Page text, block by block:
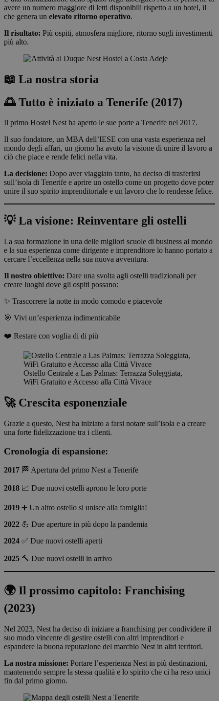
avere un numero maggiore di letti disponibili rispetto a un hotel, il
che genera un elevato ritorno operativo.
Il risultato: Più ospiti, atmosfera migliore, ritorno sugli investimenti
più alto.
📖 La nostra storia
🌅 Tutto è iniziato a Tenerife (2017)
Il primo Hostel Nest ha aperto le sue porte a Tenerife nel 2017.
Il suo fondatore, un MBA dell’IESE con una vasta esperienza nel
mondo degli affari, un giorno ha avuto la visione di unire il lavoro a
ciò che piace e rende felici nella vita.
La decisione: Dopo aver viaggiato tanto, ha deciso di trasferirsi
sull’isola di Tenerife e aprire un ostello come un progetto dove poter
unire il suo spirito imprenditoriale e un lavoro che lo rendesse felice.
💡 La visione: Reinventare gli ostelli
La sua formazione in una delle migliori scuole di business al mondo
e la sua esperienza come dirigente e imprenditore lo hanno portato a
cercare l’eccellenza nella sua nuova avventura.
Il nostro obiettivo: Dare una svolta agli ostelli tradizionali per
creare luoghi dove gli ospiti possano:
✨ Trascorrere la notte in modo comodo e piacevole
🎯 Vivi un’esperienza indimenticabile
❤️ Restare con voglia di di più
Ostello Centrale a Las Palmas: Terrazza Soleggiata,
WiFi Gratuito e Accesso alla Città Vivace
🚀 Crescita esponenziale
Grazie a questo, Nest ha iniziato a farsi notare sull’isola e a creare
una forte fidelizzazione tra i clienti.
Cronologia di espansione:
2017 🏁 Apertura del primo Nest a Tenerife
2018 📈 Due nuovi ostelli aprono le loro porte
2019 ➕ Un altro ostello si unisce alla famiglia!
2022 💪 Due aperture in più dopo la pandemia
2024 ✅ Due nuovi ostelli aperti
2025 🔨 Due nuovi ostelli in arrivo
🌍 Il prossimo capitolo: Franchising
(2023)
Nel 2023, Nest ha deciso di iniziare a franchising per condividere il
suo modo vincente di gestire ostelli con altri imprenditori e
espandere la buona reputazione del marchio Nest in altri territori.
La nostra missione: Portare l’esperienza Nest in più destinazioni,
mantenendo sempre la stessa qualità e lo spirito che ci ha reso unici
fin dal primo giorno.